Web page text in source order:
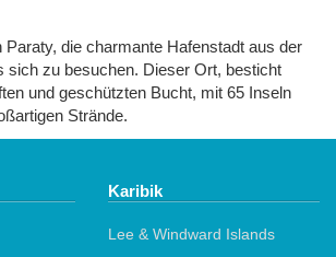
die charmante Hafenstadt aus der
sich zu besuchen. Dieser Ort, besticht
und geschützten Bucht, mit 65 Inseln
Strände.
Karibik
Lee & Windward Islands